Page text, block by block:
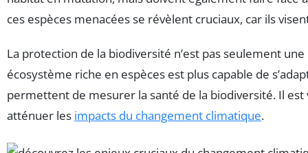
ces espèces menacées se révèlent cruciaux, car ils
La protection de la biodiversité n’est pas seulement
écosystème riche en espèces est plus capable de
permettent de mesurer la santé de la biodiversité. Il
atténuer les impacts du changement climatique.